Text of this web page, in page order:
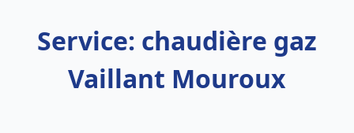
Service: chaudière gaz
Vaillant Mouroux